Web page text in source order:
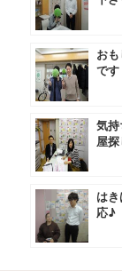
お
です
気
屋
は
応♪